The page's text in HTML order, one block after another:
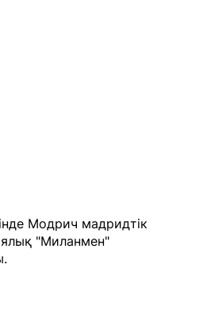
Модрич мадридтік
"Миланмен"